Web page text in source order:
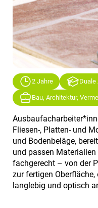
2 Jahre Duale
Bau, Architektur,
Fliesen-, Platten- und
und Bodenbeläge,
und passen
fachgerecht – von der
zur fertigen
langlebig und optisch